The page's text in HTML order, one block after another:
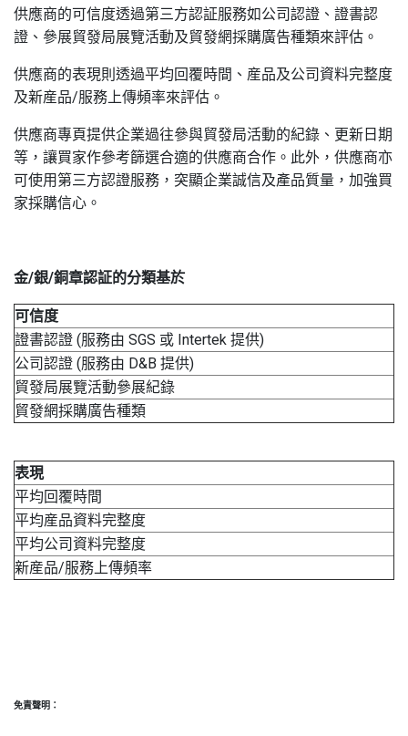
供應商的可信度透過第三方認証服務如公司認證、證書認
證、參展貿發局展覽活動及貿發網採購廣告種類來評估。
供應商的表現則透過平均回覆時間、産品及公司資料完整度
及新産品/服務上傳頻率來評估。
供應商專頁提供企業過往參與貿發局活動的紀錄、更新日期
等，讓買家作參考篩選合適的供應商合作。此外，供應商亦
可使用第三方認證服務，突顯企業誠信及產品質量，加強買
家採購信心。
金/銀/銅章認証的分類基於
可信度
證書認證 (服務由 SGS 或 Intertek 提供)
公司認證 (服務由 D&B 提供)
貿發局展覽活動參展紀錄
貿發網採購廣告種類
表現
平均回覆時間
平均産品資料完整度
平均公司資料完整度
新産品/服務上傳頻率
免責聲明：